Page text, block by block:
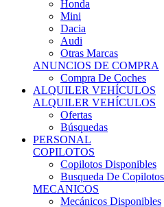
Dacia
Audi
Otras Marcas
ANUNCIOS DE COMPRA
Compra De Coches
ALQUILER VEHÍCULOS
ALQUILER VEHÍCULOS
Ofertas
Búsquedas
PERSONAL
COPILOTOS
Copilotos Disponibles
Busqueda De Copilotos
MECANICOS
Mecánicos Disponibles
Búsqueda De Mecánicos